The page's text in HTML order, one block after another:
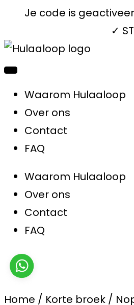
Je code is
✓
Waarom Hulaaloop
Over ons
Contact
FAQ
Waarom Hulaaloop
Over ons
Contact
FAQ
Home / Korte broek /